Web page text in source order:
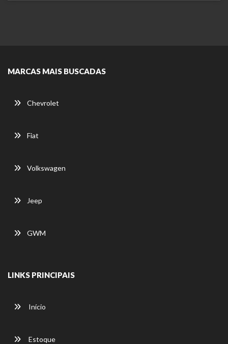
MARCAS MAIS BUSCADAS
Chevrolet
Fiat
Volkswagen
Jeep
GWM
LINKS PRINCIPAIS
Início
Estoque